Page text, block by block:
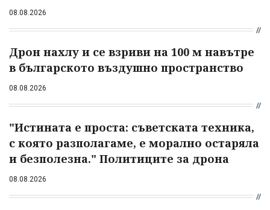
08.08.2026
Дрон нахлу и се взриви на 100 м навътре
в българското въздушно пространство
08.08.2026
"Истината е проста: съветската техника,
с която разполагаме, е морално остаряла
и безполезна." Политиците за дрона
08.08.2026